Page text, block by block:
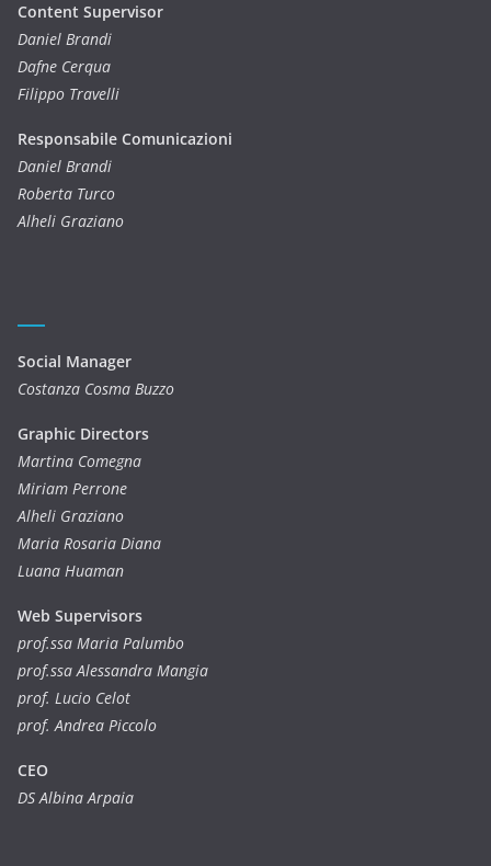
Content Supervisor
Daniel Brandi
Dafne Cerqua
Filippo Travelli
Responsabile Comunicazioni
Daniel Brandi
Roberta Turco
Alheli Graziano
Social Manager
Costanza Cosma Buzzo
Graphic Directors
Martina Comegna
Miriam Perrone
Alheli Graziano
Maria Rosaria Diana
Luana Huaman
Web Supervisors
prof.ssa Maria Palumbo
prof.ssa Alessandra Mangia
prof. Lucio Celot
prof. Andrea Piccolo
CEO
DS Albina Arpaia